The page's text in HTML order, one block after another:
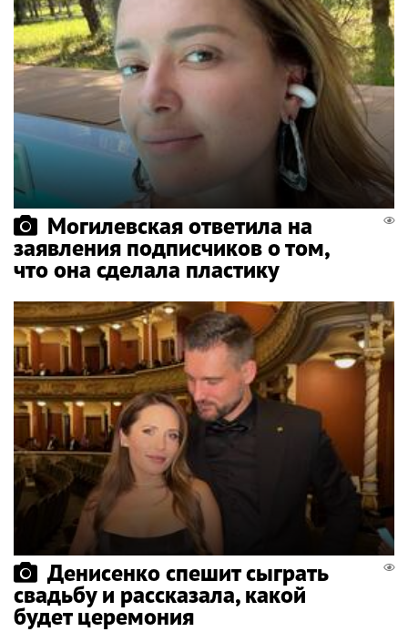
Могилевская ответила на
заявления подписчиков о том,
что она сделала пластику
Денисенко спешит сыграть
свадьбу и рассказала, какой
будет церемония